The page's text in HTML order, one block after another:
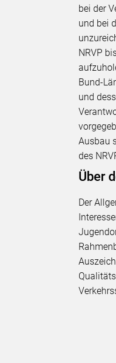
bei der
und bei
NRVP
Bund-
und
Ausbau
des
Über
Der